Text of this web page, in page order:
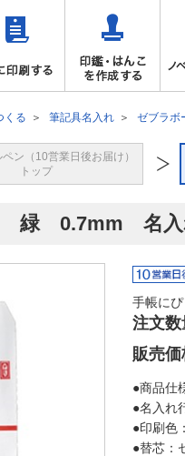
くる 筆記具名入れ ゼブラボ
ン（10営業日後お届け）
トップ
緑 0.7mm 名入
手帳に
注文数
販売価
●商品仕
●名入れ
●印刷色
●替芯：